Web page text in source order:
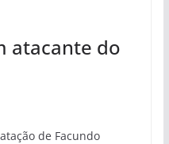
atacante do
de Facundo